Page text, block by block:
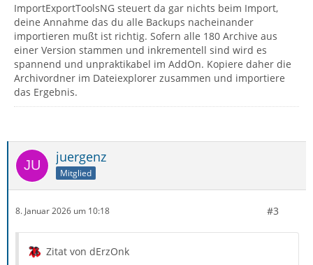
ImportExportToolsNG steuert da gar nichts beim Import,
deine Annahme das du alle Backups nacheinander
importieren mußt ist richtig. Sofern alle 180 Archive aus
einer Version stammen und inkrementell sind wird es
spannend und unpraktikabel im AddOn. Kopiere daher die
Archivordner im Dateiexplorer zusammen und importiere
das Ergebnis.
juergenz
Mitglied
8. Januar 2026 um 10:18 #3
Zitat von dErzOnk